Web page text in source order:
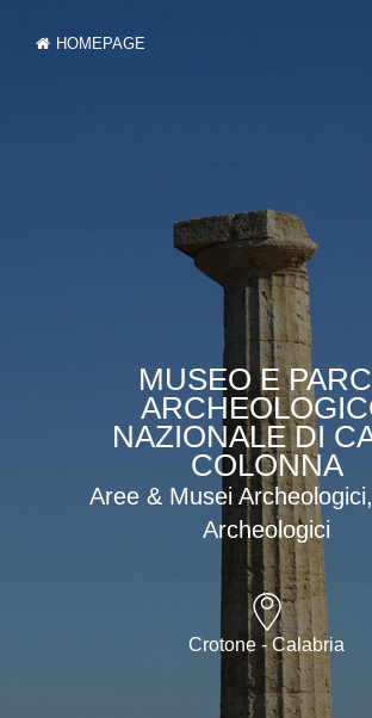
HOMEPAGE
MUSEO E
NAZIONALE DI
COLONNA
Aree & Musei
Archeologici
Crotone - Calabria